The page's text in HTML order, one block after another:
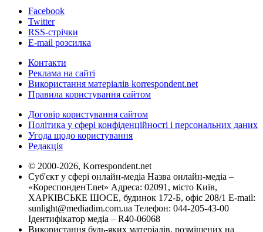
Facebook
Twitter
RSS-стрічки
E-mail розсилка
Контакти
Реклама на сайті
Використання матеріалів korrespondent.net
Правила користування сайтом
Договір користування сайтом
Політика у сфері конфіденційності і персональних даних
Угода щодо користування
Редакція
© 2000-2026, Korrespondent.net
Суб'єкт у сфері онлайн-медіа Назва онлайн-медіа –
«КореспонденТ.net» Адреса: 02091, місто Київ,
ХАРКІВСЬКЕ ШОСЕ, будинок 172-Б, офіс 208/1 E-mail:
sunlight@mediadim.com.ua Телефон: 044-205-43-00
Ідентифікатор медіа – R40-06068
Використання будь-яких матеріалів, розміщених на